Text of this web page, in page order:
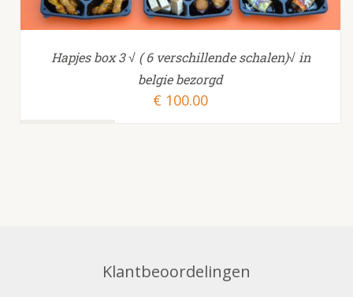
Hapjes box 3 √ ( 6 verschillende schalen)√ in
belgie bezorgd
€ 100.00
Klantbeoordelingen